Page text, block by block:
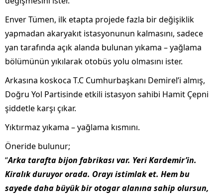
Enver Tümen, ilk etapta projede fazla bir değişiklik
yapmadan akaryakıt istasyonunun kalmasını, sadece
yan tarafında açık alanda bulunan yıkama – yağlama
bölümünün yıkılarak otobüs yolu olmasını ister.
Arkasına koskoca T.C Cumhurbaşkanı Demirel’i almış,
Doğru Yol Partisinde etkili istasyon sahibi Hamit Çepni
şiddetle karşı çıkar.
Yıktırmaz yıkama – yağlama kısmını.
Öneride bulunur;
“Arka tarafta bijon fabrikası var. Yeri Kardemir’in.
Kiralık duruyor orada. Orayı istimlak et. Hem bu
sayede daha büyük bir otogar alanına sahip olursun,